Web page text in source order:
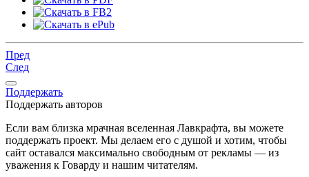
Пред
След
Поддержать
Поддержать авторов
Если вам близка мрачная вселенная Лавкрафта, вы можете
поддержать проект. Мы делаем его с душой и хотим, чтобы
сайт оставался максимально свободным от рекламы — из
уважения к Говарду и нашим читателям.